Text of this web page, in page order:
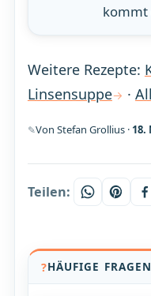
kommt
Weitere Rezepte:
Linsensuppe
·
Von Stefan Grollius · 18.
Teilen:
HÄUFIGE FRAGEN